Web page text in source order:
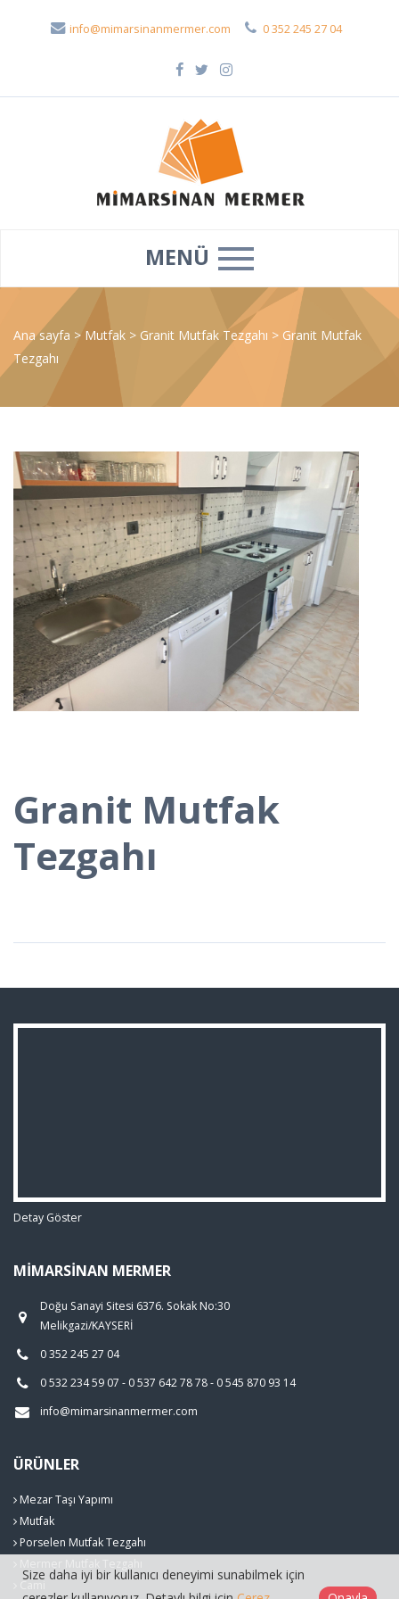
info@mimarsinanmermer.com 0 352 245 27 04
MENÜ
Ana sayfa > Mutfak > Granit Mutfak Tezgahı > Granit Mutfak
Tezgahı
Granit Mutfak
Tezgahı
Detay Göster
MIMARSINAN MERMER
Doğu Sanayi Sitesi 6376. Sokak No:30
Melikgazi/KAYSERİ
0 352 245 27 04
0 532 234 59 07 - 0 537 642 78 78 - 0 545 870 93 14
info@mimarsinanmermer.com
ÜRÜNLER
Mezar Taşı Yapımı
Mutfak
Porselen Mutfak Tezgahı
Size daha iyi bir kullanıcı deneyimi sunabilmek için